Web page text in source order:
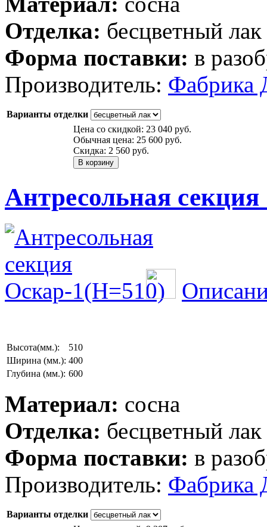
Отделка: бесцветный лак
Форма поставки: в
Производитель: Фабрика
Варианты отделки
Цена со скидкой: 23 040 руб.
Обычная цена: 25 600 руб.
Скидка: 2 560 руб.
Антресольная
Высота(мм.):
510
Ширина (мм.): 400
Глубина (мм.): 600
Материал: сосна
Отделка: бесцветный лак
Форма поставки: в
Производитель: Фабрика
Варианты отделки